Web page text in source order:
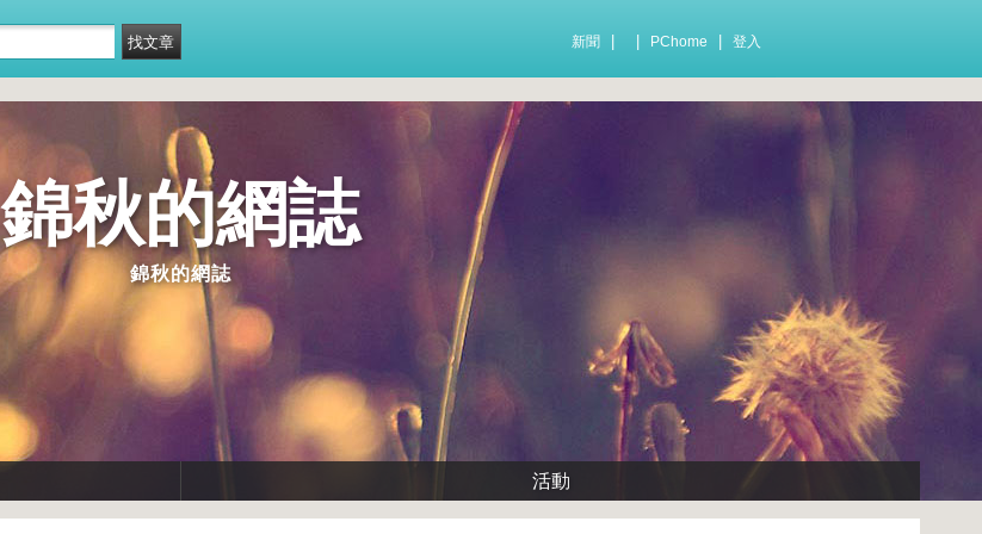
新聞 PChome 登入
錦秋的網誌
錦秋的網誌
活動